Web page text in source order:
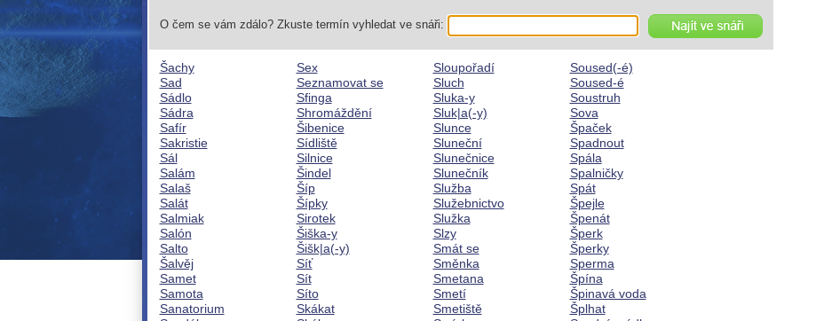
O čem se vám zdálo? Zkuste termín vyhledat ve snáři:
Šachy
Sad
Sádlo
Sádra
Safír
Sakristie
Sál
Salám
Salaš
Salát
Salmiak
Salón
Salto
Šalvěj
Samet
Samota
Sanatorium
Sex
Seznamovat se
Sfinga
Shromáždění
Šibenice
Sídliště
Silnice
Šindel
Šíp
Šípky
Sirotek
Šiška-y
Šišk|a(-y)
Síť
Sít
Síto
Skákat
Sloupořadí
Sluch
Sluka-y
Sluk|a(-y)
Slunce
Sluneční
Slunečnice
Slunečník
Služba
Služebnictvo
Služka
Slzy
Smát se
Směnka
Smetana
Smetí
Smetiště
Soused(-é)
Soused-é
Soustruh
Sova
Špaček
Spadnout
Spála
Spalničky
Spát
Špejle
Špenát
Šperk
Šperky
Sperma
Špína
Špinavá voda
Šplhat